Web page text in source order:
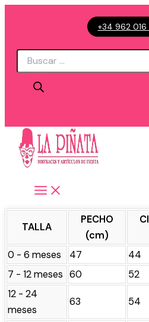
+34 962 016
Búsqueda
TALLA
PECHO
(cm)
0 - 6 meses
47 44
7 - 12 meses 60 52
12 - 24
meses
63 54